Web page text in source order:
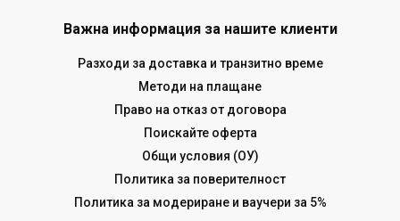
Важна информация за нашите клиенти
Разходи за доставка и транзитно време
Методи на плащане
Право на отказ от договора
Поискайте оферта
Общи условия (ОУ)
Политика за поверителност
Политика за модериране и ваучери за 5%